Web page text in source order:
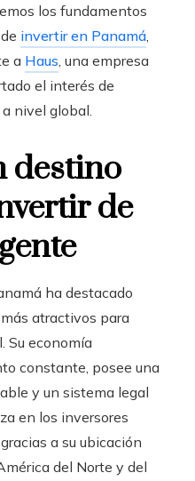
los fundamentos
invertir en Panamá
a Haus , una empresa
el interés de
nivel global.
destino
de
ha destacado
atractivos para
Su economía
constante, posee una
y un sistema legal
en los inversores
a su ubicación
del Norte y del